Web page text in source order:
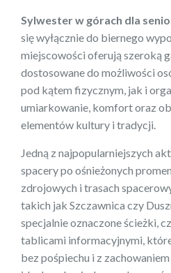
Sylwester w górach dla
się wyłącznie do biernego
miejscowości oferują szeroką
dostosowane do możliwości
pod kątem fizycznym, jak i
umiarkowanie, komfort oraz
elementów kultury i tradycji.
Jedną z najpopularniejszych
spacery po ośnieżonych
zdrojowych i trasach
takich jak Szczawnica czy
specjalnie oznaczone ścieżki,
tablicami informacyjnymi,
bez pośpiechu i z